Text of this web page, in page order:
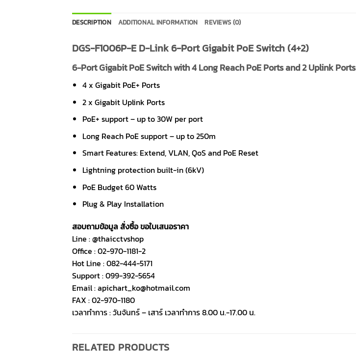
DESCRIPTION ADDITIONAL INFORMATION REVIEWS (0)
DGS-F1006P-E D-Link 6-Port Gigabit PoE Switch (4+2)
6-Port Gigabit PoE Switch with 4 Long Reach PoE Ports and 2 Uplink Ports
4 x Gigabit PoE+ Ports
2 x Gigabit Uplink Ports
PoE+ support – up to 30W per port
Long Reach PoE support – up to 250m
Smart Features: Extend, VLAN, QoS and PoE Reset
Lightning protection built-in (6kV)
PoE Budget 60 Watts
Plug & Play Installation
สอบถามข้อมูล สั่งซื้อ ขอใบเสนอราคา
Line : @thaicctvshop
Office : 02-970-1181-2
Hot Line : 082-444-5171
Support : 099-392-5654
Email : apichart_ko@hotmail.com
FAX : 02-970-1180
เวลาทำการ : วันจันทร์ – เสาร์ เวลาทำการ 8.00 น.-17.00 น.
RELATED PRODUCTS